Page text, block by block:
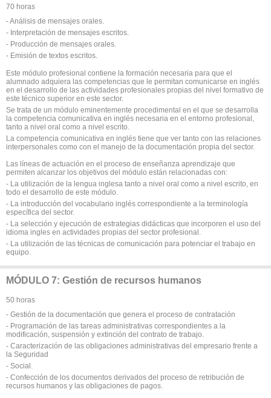
70 horas
- Análisis de mensajes orales.
- Interpretación de mensajes escritos.
- Producción de mensajes orales.
- Emisión de textos escritos.
Este módulo profesional contiene la formación necesaria para que el
alumnado adquiera las competencias que le permitan comunicarse en inglés
en el desarrollo de las actividades profesionales propias del nivel formativo de
este técnico superior en este sector.
Se trata de un módulo eminentemente procedimental en el que se desarrolla
la competencia comunicativa en inglés necesaria en el entorno profesional,
tanto a nivel oral como a nivel escrito.
La competencia comunicativa en inglés tiene que ver tanto con las relaciones
interpersonales como con el manejo de la documentación propia del sector.
Las líneas de actuación en el proceso de enseñanza aprendizaje que
permiten alcanzar los objetivos del módulo están relacionadas con:
- La utilización de la lengua inglesa tanto a nivel oral como a nivel escrito, en
todo el desarrollo de este módulo.
- La introducción del vocabulario inglés correspondiente a la terminología
específica del sector.
- La selección y ejecución de estrategias didácticas que incorporen el uso del
idioma ingles en actividades propias del sector profesional.
- La utilización de las técnicas de comunicación para potenciar el trabajo en
equipo.
MÓDULO 7: Gestión de recursos humanos
50 horas
- Gestión de la documentación que genera el proceso de contratación
- Programación de las tareas administrativas correspondientes a la
modificación, suspensión y extinción del contrato de trabajo.
- Caracterización de las obligaciones administrativas del empresario frente a
la Seguridad
- Social.
- Confección de los documentos derivados del proceso de retribución de
recursos humanos y las obligaciones de pagos.